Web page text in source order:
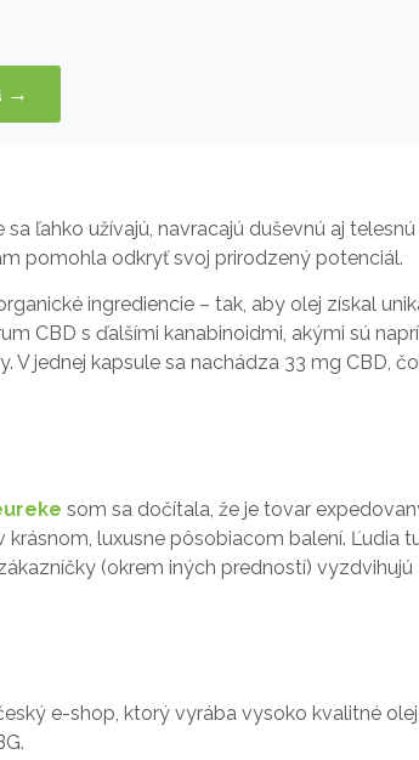
→
ľahko užívajú, navracajú duševnú aj telesnú
pomohla odkryť svoj prirodzený potenciál.
ingrediencie – tak, aby olej získal
CBD s ďalšími kanabinoidmi, akými sú
V jednej kapsule sa nachádza 33 mg CBD, čo
som sa dočítala, že je tovar
luxusne pôsobiacom balení. Ľudia
(okrem iných predností) vyzdvihujú
e-shop, ktorý vyrába vysoko kvalitné